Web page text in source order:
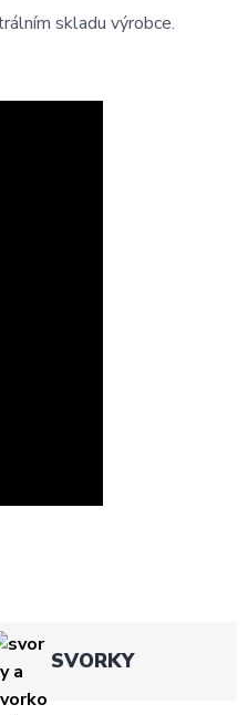
skladu výrobce.
SVORKY